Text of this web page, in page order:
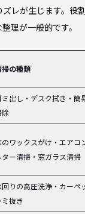
ズレが生じます。役
理が一般的です。
掃の種類
ミ出し・デスク拭き・簡
除
のワックスがけ・エアコ
ター清掃・窓ガラス清掃
回りの高圧洗浄・カーペ
ミ抜き